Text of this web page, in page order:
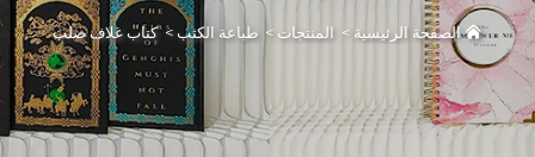
الصفحة الرئيسية > المنتجات > طباعة الكتب>كتاب غلاف صلب